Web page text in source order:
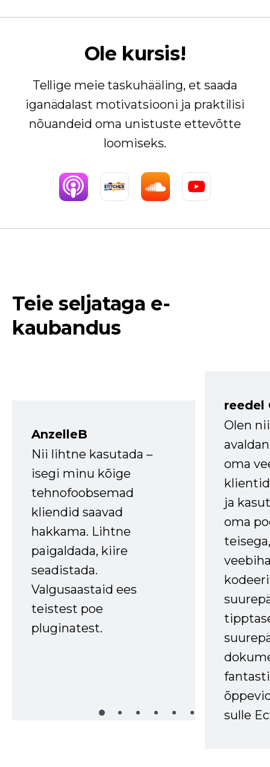
Ole kursis!
Tellige meie taskuhääling, et saada
iganädalast motivatsiooni ja praktilisi
nõuandeid oma unistuste ettevõtte
loomiseks.
Teie seljataga e-
kaubandus
AnzelleB
Nii lihtne kasutada –
isegi minu kõige
tehnofoobsemad
kliendid saavad
hakkama. Lihtne
paigaldada, kiire
seadistada.
Valgusaastaid ees
teistest poe
pluginatest.
reedel
Olen
oma
ja
oma
sulle